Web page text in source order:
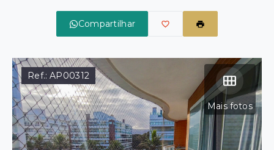
Compartilhar
Mais fotos
Ref.:AP00312